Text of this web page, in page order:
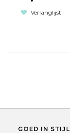
Verlanglijst
GOED IN